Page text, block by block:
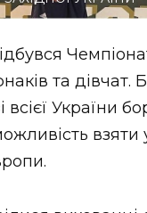
НОВИНИ
та дівчат.
всієї України
взяти